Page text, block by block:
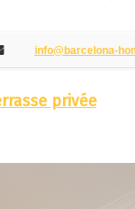
info@barcelona-
privée